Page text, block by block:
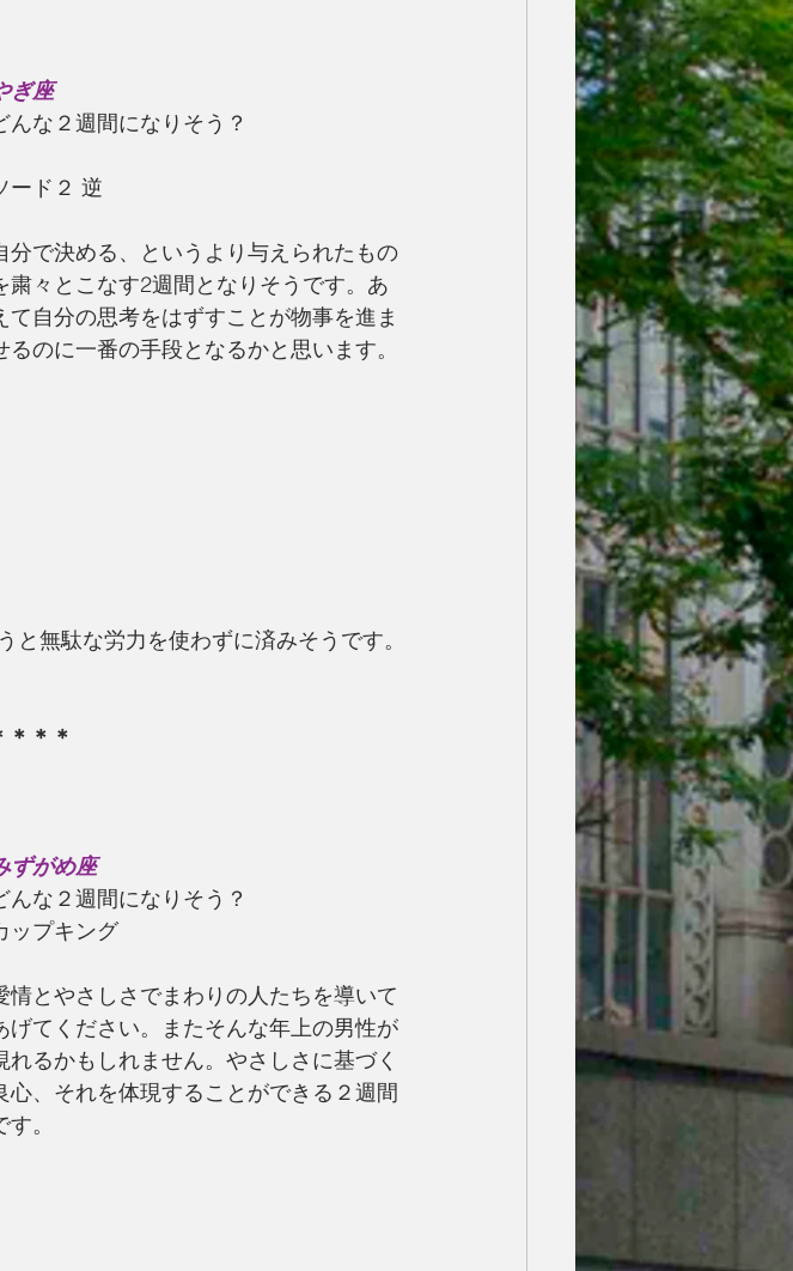
ぎ座
んな２週間になりそう？
ード２ 逆
分で決める、というより与えられたもの
粛々とこなす2週間となりそうです。あ
て自分の思考をはずすことが物事を進ま
るのに一番の手段となるかと思います。
無駄な労力を使わずに済みそうです。
＊＊＊
ずがめ座
んな２週間になりそう？
ップキング
情とやさしさでまわりの人たちを導いて
げてください。またそんな年上の男性が
れるかもしれません。やさしさに基づく
心、それを体現することができる２週間
す。